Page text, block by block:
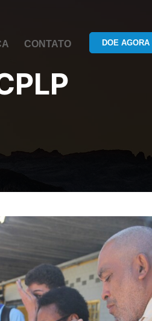
CONTATO DOE AGORA